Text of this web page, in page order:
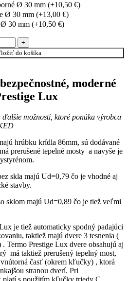
Ø 30 mm (+10,50 €)
Ø 30 mm (+13,00 €)
Ø 30 mm (+10,50 €)
do košíka
moderné
Lux
možnosti, ktoré ponúka výrobca
hrúbku krídla 86mm, sú dodávané
prerušené tepelné mosty a navyše je
skla majú Ud=0,79 čo je vhodné aj
stavby.
sklom majú Ud=0,89 čo je tiež veľmi
je tiež automaticky spodný padajúci
taktiež majú dvere 3 tesnenia (
. Termo Prestige Lux dvere obsahujú aj
má taktiež prerušený tepelný most,
časť (okrem kľučky) , ktorá
stranou dverí. Pri